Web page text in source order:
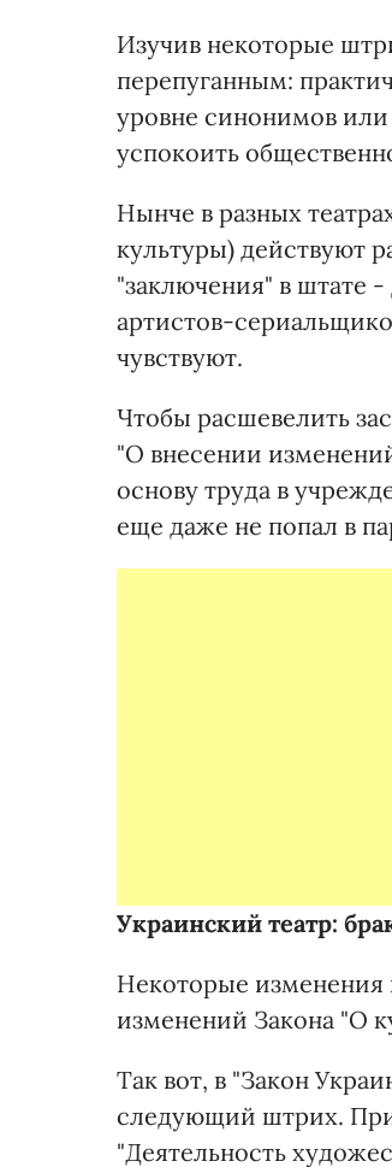
Изучив некоторые
перепуганным:
уровне синонимов
успокоить
Нынче в разных
культуры) действуют
"заключения" в штате
артистов-
чувствуют.
Чтобы расшевелить
"О внесении
основу труда в
еще даже не попал в
Украинский театр:
Некоторые изменения
изменений Закона "О
Так вот, в "Закон
следующий штрих.
"Деятельность